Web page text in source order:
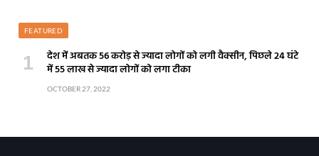
FEATURED
देश में अबतक 56 करोड़ से ज्यादा लोगों को लगी वैक्सीन, पिछले 24 घंटे
में 55 लाख से ज्यादा लोगों को लगा टीका
OCTOBER 27, 2022